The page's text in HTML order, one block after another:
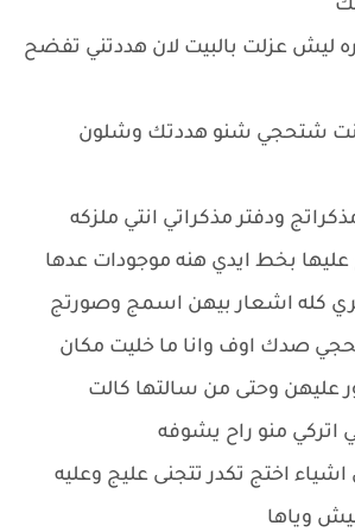
ليش عزلت بالبيت لان هددتني تفضح
شتحجي شنو هددتك وشلون
ودفتر مذكراتي انتي ملزكه
عليها بخط ايدي هنه موجودات عدها
كله اشعار بيهن اسمج وصورتج
صدك اوف وانا ما خليت مكان
عليهن وحتى من سالتها كالت
منو راح يشوفه
اشياء اختج تكدر تتجنى عليج وعليه
وياها